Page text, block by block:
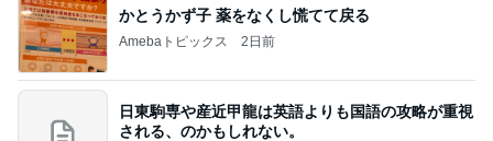
かとうかず子 薬をなくし慌てて戻る
Amebaトピックス 2日前
日東駒専や産近甲龍は英語よりも国語の攻略が重視
される、のかもしれない。